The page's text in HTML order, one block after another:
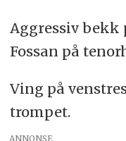
Aggressiv bekk
Fossan på
Ving på
trompet.
ANNONSE